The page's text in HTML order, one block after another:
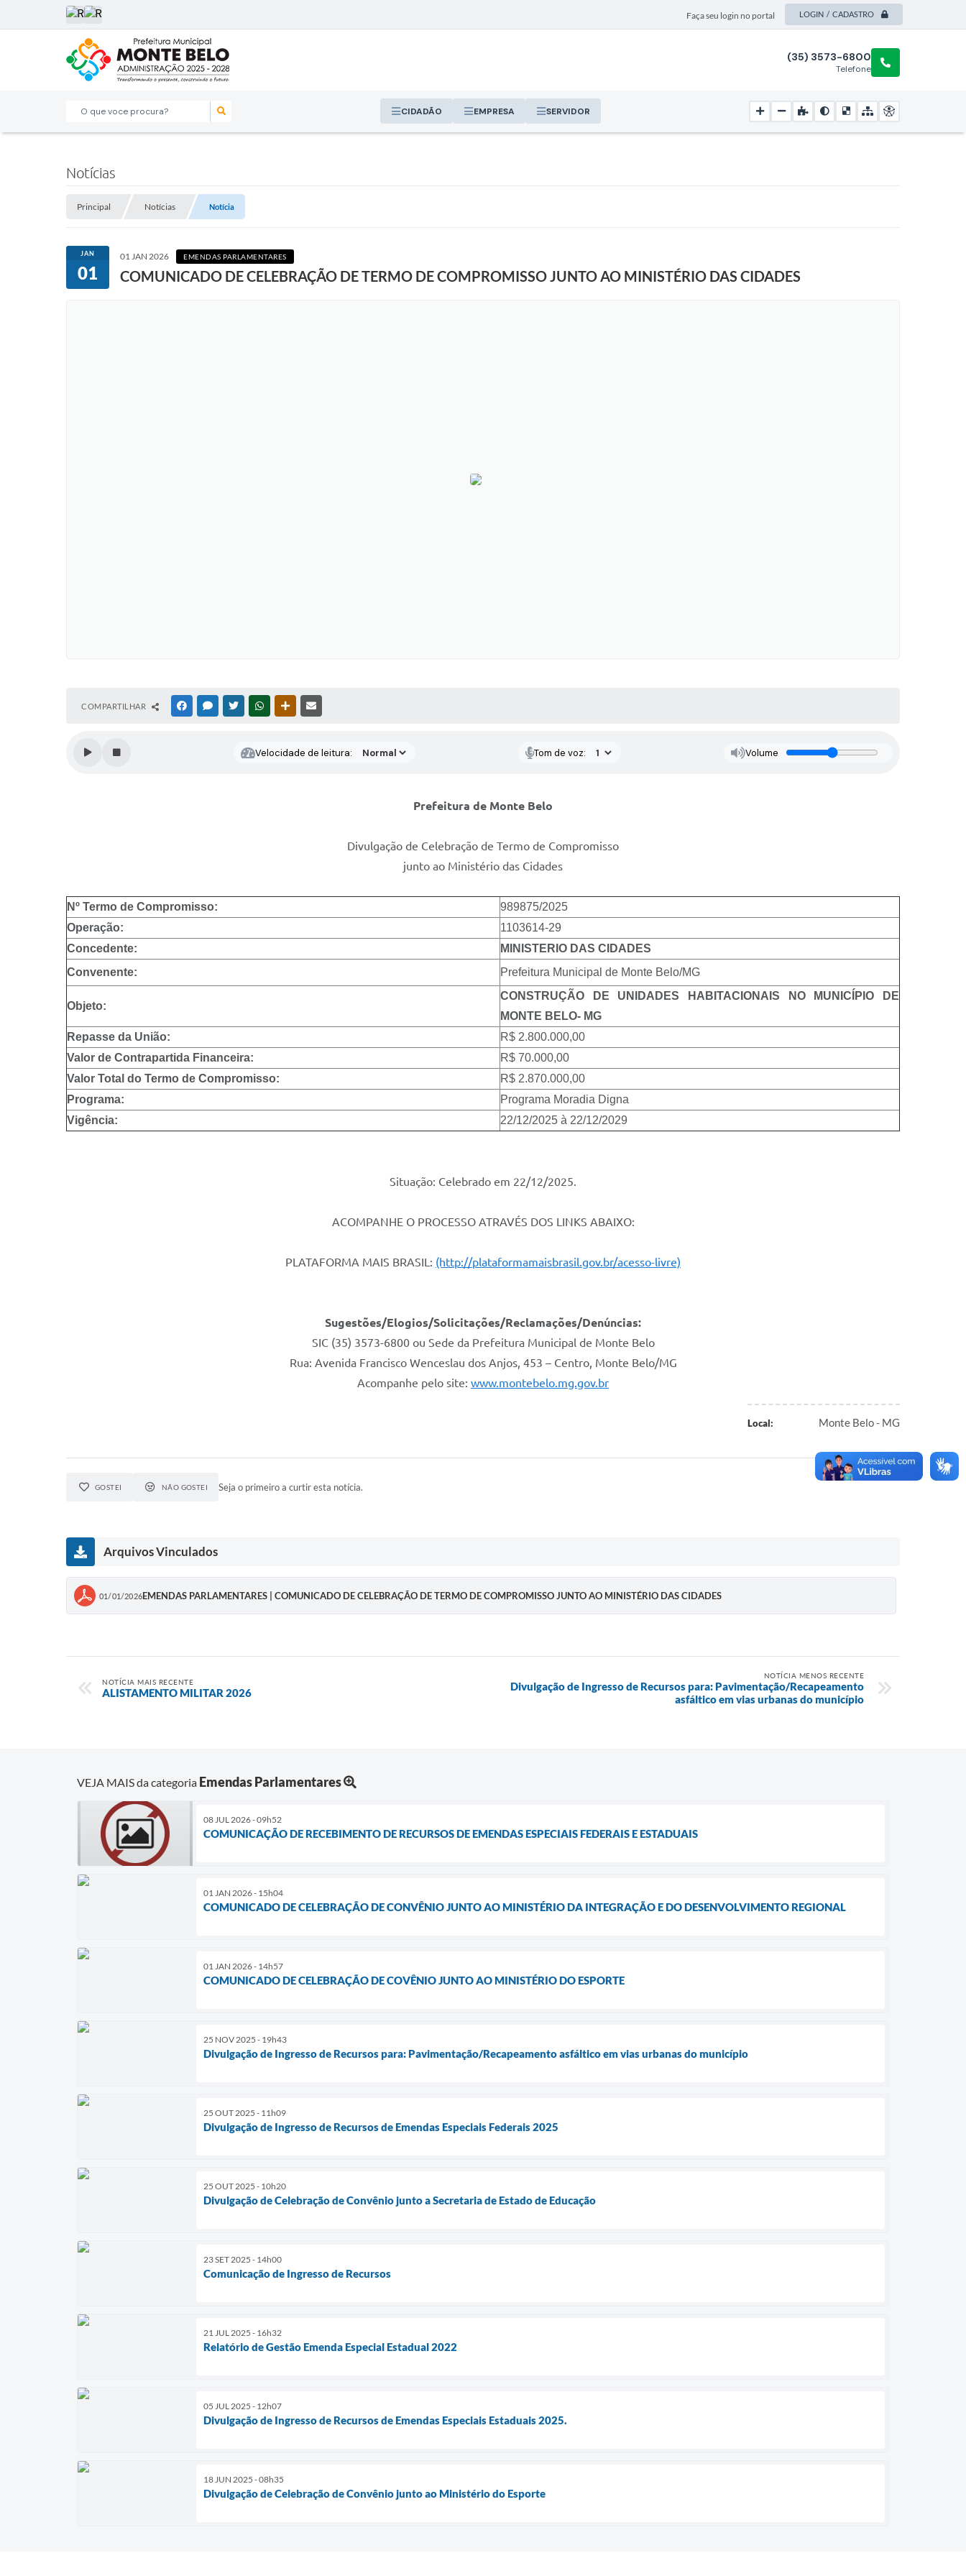
Faça seu login no portal LOGIN / CADASTRO
O que voce procura? CIDADÃO EMPRESA SERVIDOR
Telefone
(35) 3573-6800
Notícias
Principal Notícias Notícia
JAN
01
01 JAN 2026 EMENDAS PARLAMENTARES
COMUNICADO DE CELEBRAÇÃO DE TERMO DE COMPROMISSO JUNTO AO MINISTÉRIO DAS CIDADES
COMPARTILHAR FACEBOOKMESSENGER
TWITTERWHATSAPPOUTRAS MÍDIAS
Velocidade de leitura: Tom de voz: Volume
Prefeitura de Monte Belo
Divulgação de Celebração de Termo de Compromisso
junto ao Ministério das Cidades
Nº Termo de Compromisso:
989875/2025
Operação:
1103614-29
Concedente:
MINISTERIO DAS CIDADES
Convenente:
Prefeitura Municipal de Monte Belo/MG
Objeto:
CONSTRUÇÃO DE UNIDADES HABITACIONAIS NO MUNICÍPIO DE
MONTE BELO- MG
Repasse da União:
R$ 2.800.000,00
Valor de Contrapartida Financeira:
R$ 70.000,00
Valor Total do Termo de Compromisso:
R$ 2.870.000,00
Programa:
Programa Moradia Digna
Vigência:
22/12/2025 à 22/12/2029
Situação: Celebrado em 22/12/2025.
ACOMPANHE O PROCESSO ATRAVÉS DOS LINKS ABAIXO:
PLATAFORMA MAIS BRASIL: (http://plataformamaisbrasil.gov.br/acesso-livre)
Sugestões/Elogios/Solicitações/Reclamações/Denúncias:
SIC (35) 3573-6800 ou Sede da Prefeitura Municipal de Monte Belo
Rua: Avenida Francisco Wenceslau dos Anjos, 453 – Centro, Monte Belo/MG
Acompanhe pelo site: www.montebelo.mg.gov.br
Local: Monte Belo - MG
GOSTEI NÃO GOSTEI Seja o primeiro a curtir esta notícia.
Arquivos Vinculados
01/01/2026EMENDAS PARLAMENTARES | COMUNICADO DE CELEBRAÇÃO DE TERMO DE COMPROMISSO JUNTO AO MINISTÉRIO DAS CIDADES
NOTÍCIA MAIS RECENTE
ALISTAMENTO MILITAR 2026
NOTÍCIA MENOS RECENTE
Divulgação de Ingresso de Recursos para: Pavimentação/Recapeamento
asfáltico em vias urbanas do município
VEJA MAIS da categoria Emendas Parlamentares
08 JUL 2026 - 09h52
COMUNICAÇÃO DE RECEBIMENTO DE RECURSOS DE EMENDAS ESPECIAIS FEDERAIS E ESTADUAIS
01 JAN 2026 - 15h04
COMUNICADO DE CELEBRAÇÃO DE CONVÊNIO JUNTO AO MINISTÉRIO DA INTEGRAÇÃO E DO DESENVOLVIMENTO REGIONAL
01 JAN 2026 - 14h57
COMUNICADO DE CELEBRAÇÃO DE COVÊNIO JUNTO AO MINISTÉRIO DO ESPORTE
25 NOV 2025 - 19h43
Divulgação de Ingresso de Recursos para: Pavimentação/Recapeamento asfáltico em vias urbanas do município
25 OUT 2025 - 11h09
Divulgação de Ingresso de Recursos de Emendas Especiais Federais 2025
25 OUT 2025 - 10h20
Divulgação de Celebração de Convênio junto a Secretaria de Estado de Educação
23 SET 2025 - 14h00
Comunicação de Ingresso de Recursos
21 JUL 2025 - 16h32
Relatório de Gestão Emenda Especial Estadual 2022
05 JUL 2025 - 12h07
Divulgação de Ingresso de Recursos de Emendas Especiais Estaduais 2025.
18 JUN 2025 - 08h35
Divulgação de Celebração de Convênio junto ao Ministério do Esporte